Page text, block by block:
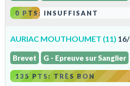
0 PTS: INSUFFISANT
AURIAC MOUTHOUMET (11)
Brevet G - Epreuve sur Sanglier
135 PTS: TRÈS BON